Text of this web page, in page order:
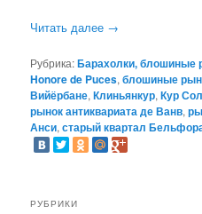
Читать далее →
Рубрика:Барахолки, блошиные
Honore de Puces,блошиные
Вийёрбане,Клиньянкур,Кур
рынок антиквариата де Ванв,
Анси,старый квартал
РУБРИКИ